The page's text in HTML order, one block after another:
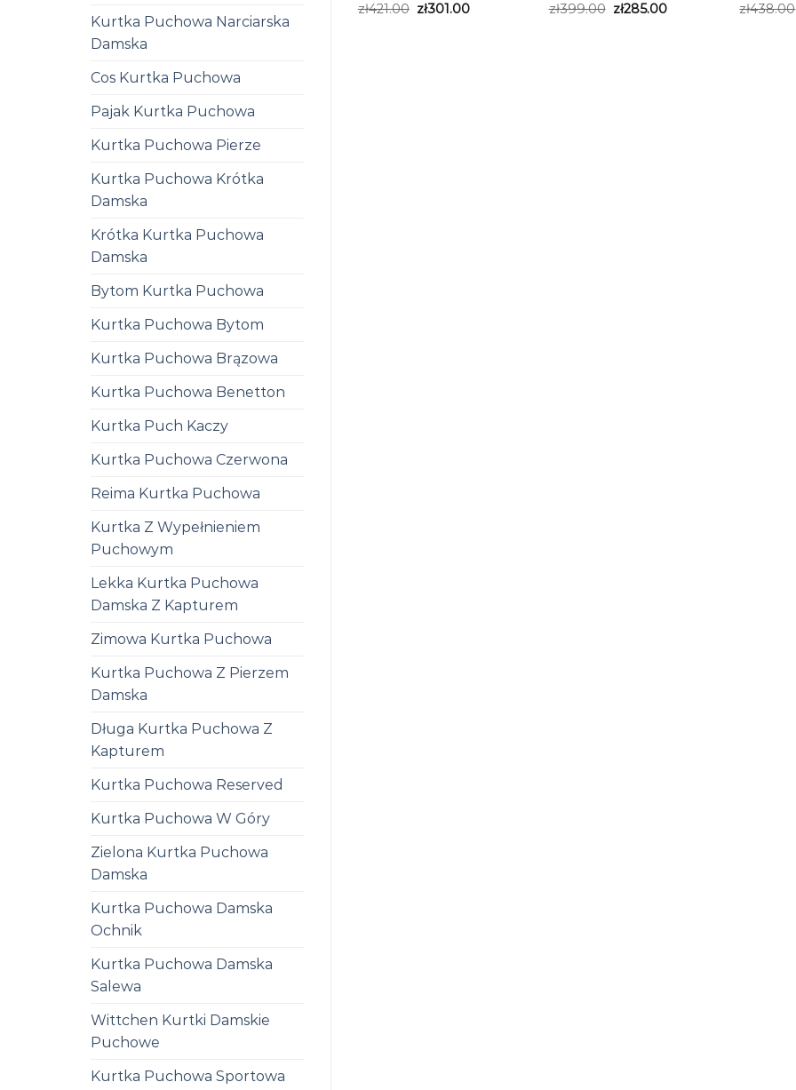
Kurtka Puchowa Narciarska
Damska
Cos Kurtka Puchowa
Pajak Kurtka Puchowa
Kurtka Puchowa Pierze
Kurtka Puchowa Krótka
Damska
Krótka Kurtka Puchowa
Damska
Bytom Kurtka Puchowa
Kurtka Puchowa Bytom
Kurtka Puchowa Brązowa
Kurtka Puchowa Benetton
Kurtka Puch Kaczy
Kurtka Puchowa Czerwona
Reima Kurtka Puchowa
Kurtka Z Wypełnieniem
Puchowym
Lekka Kurtka Puchowa
Damska Z Kapturem
Zimowa Kurtka Puchowa
Kurtka Puchowa Z Pierzem
Damska
Długa Kurtka Puchowa Z
Kapturem
Kurtka Puchowa Reserved
Kurtka Puchowa W Góry
Zielona Kurtka Puchowa
Damska
Kurtka Puchowa Damska
Ochnik
Kurtka Puchowa Damska
Salewa
Wittchen Kurtki Damskie
Puchowe
Kurtka Puchowa Sportowa
zł421.00 zł301.00
zł399.00 zł285.00
zł438.00